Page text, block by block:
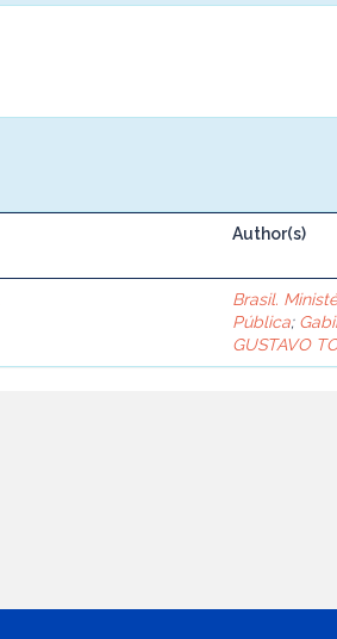
Author(s)
Brasil.
Pública;
GUSTAVO